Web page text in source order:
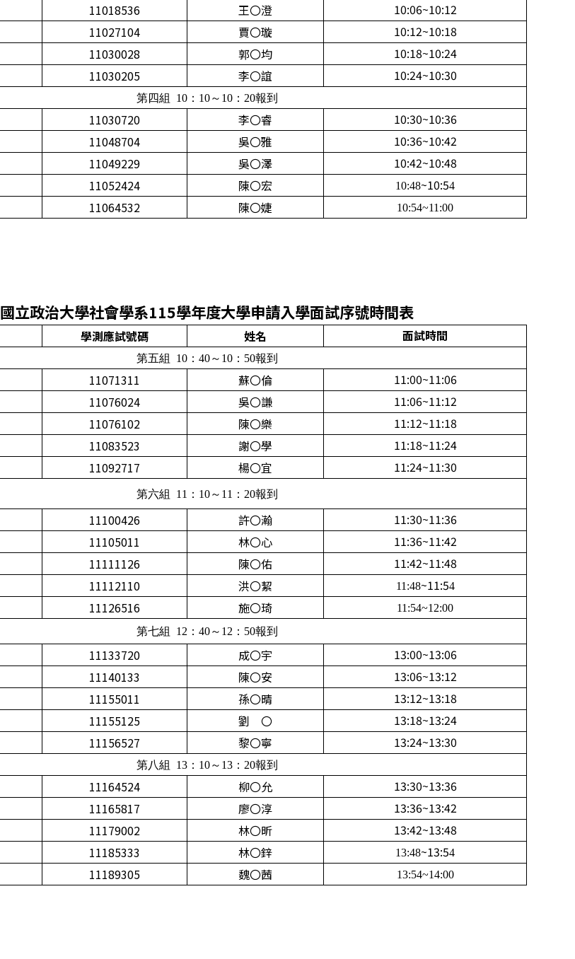
11018536 王〇澄
10:06~10:12
11027104 賈〇璇
10:12~10:18
11030028 郭〇均
10:18~10:24
11030205 李〇誼 10:24~10:30
第四組 10：10～10：20報到
11030720 李〇睿
10:30~10:36
11048704 吳〇雅
10:36~10:42
11049229 吳〇澤
10:42~10:48
11052424 陳〇宏 10:48~10:54
11064532 陳〇婕 10:54~11:00
國立政治大學社會學系115學年度大學申請入學面試序號時間表
學測應試號碼 姓名 面試時間
第五組 10：40～10：50報到
11071311 蘇〇倫
11:00~11:06
11076024 吳〇謙
11:06~11:12
11076102 陳〇樂
11:12~11:18
11083523 謝〇學
11:18~11:24
11092717 楊〇宜 11:24~11:30
第六組 11：10～11：20報到
11100426 許〇瀚
11:30~11:36
11105011 林〇心
11:36~11:42
11111126 陳〇佑
11:42~11:48
11112110 洪〇絜 11:48~11:54
11126516 施〇琦
11:54~12:00
第七組 12：40～12：50報到
11133720 成〇宇
13:00~13:06
11140133 陳〇安
13:06~13:12
11155011 孫〇晴
13:12~13:18
11155125 劉 〇
13:18~13:24
11156527 黎〇寧 13:24~13:30
第八組 13：10～13：20報到
11164524 柳〇允
13:30~13:36
11165817 廖〇淳
13:36~13:42
11179002 林〇昕
13:42~13:48
11185333 林〇鋅 13:48~13:54
11189305 魏〇茜 13:54~14:00